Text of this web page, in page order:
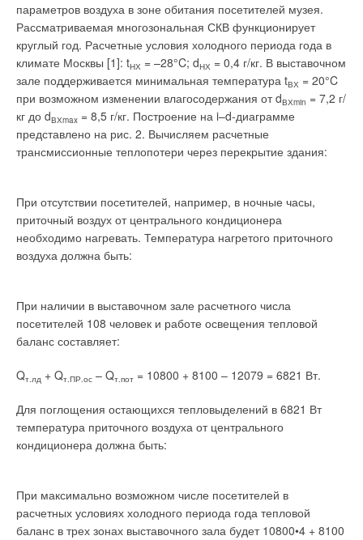
параметров воздуха в зоне обитания посетителей музея.
Рассматриваемая многозональная СКВ функционирует
круглый год. Расчетные условия холодного периода года в
климате Москвы [1]: tНХ = –28°C; dНХ = 0,4 г/кг. В выставочном
зале поддерживается минимальная температура tВХ = 20°C
при возможном изменении влагосодержания от dВХmin = 7,2 г/
кг до dВХmax = 8,5 г/кг. Построение на i–d-диаграмме
представлено на рис. 2. Вычисляем расчетные
трансмиссионные теплопотери через перекрытие здания:
При отсутствии посетителей, например, в ночные часы,
приточный воздух от центрального кондиционера
необходимо нагревать. Температура нагретого приточного
воздуха должна быть:
При наличии в выставочном зале расчетного числа
посетителей 108 человек и работе освещения тепловой
баланс составляет:
Qт.лд + Qт.ПР.ос – Qт.пот = 10800 + 8100 – 12079 = 6821 Вт.
Для поглощения остающихся тепловыделений в 6821 Вт
температура приточного воздуха от центрального
кондиционера должна быть:
При максимально возможном числе посетителей в
расчетных условиях холодного периода года тепловой
баланс в трех зонах выставочного зала будет 10800•4 + 8100